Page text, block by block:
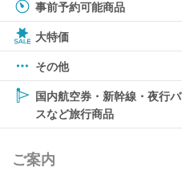
事前予約可能商品
大特価
その他
国内航空券・新幹線・夜行バ
スなど旅行商品
ご案内